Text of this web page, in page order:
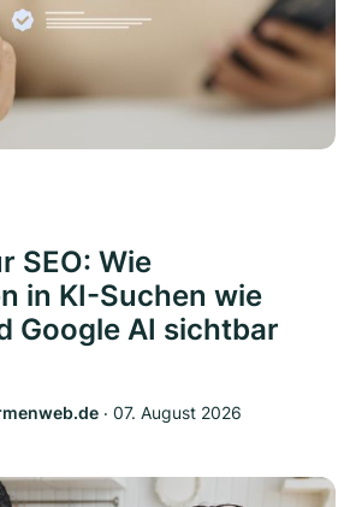
SEO: Wie
in KI-Suchen wie
Google AI sichtbar
‧ 07. August 2026